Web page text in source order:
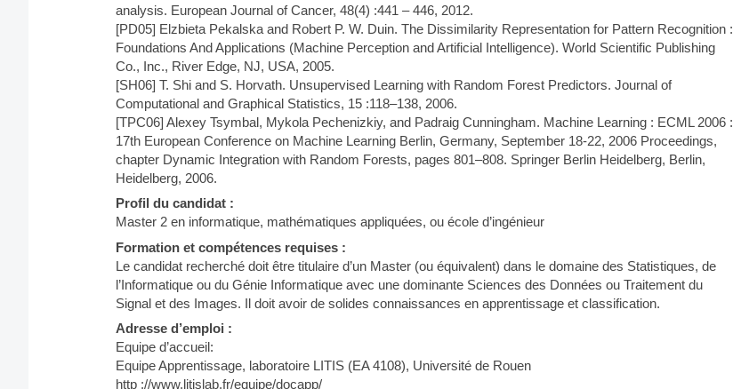
analysis. European Journal of Cancer, 48(4) :441 – 446, 2012.
[PD05] Elzbieta Pekalska and Robert P. W. Duin. The Dissimilarity Representation for Pattern Recognition :
Foundations And Applications (Machine Perception and Artificial Intelligence). World Scientific Publishing
Co., Inc., River Edge, NJ, USA, 2005.
[SH06] T. Shi and S. Horvath. Unsupervised Learning with Random Forest Predictors. Journal of
Computational and Graphical Statistics, 15 :118–138, 2006.
[TPC06] Alexey Tsymbal, Mykola Pechenizkiy, and Padraig Cunningham. Machine Learning : ECML 2006 :
17th European Conference on Machine Learning Berlin, Germany, September 18-22, 2006 Proceedings,
chapter Dynamic Integration with Random Forests, pages 801–808. Springer Berlin Heidelberg, Berlin,
Heidelberg, 2006.
Profil du candidat :
Master 2 en informatique, mathématiques appliquées, ou école d’ingénieur
Formation et compétences requises :
Le candidat recherché doit être titulaire d’un Master (ou équivalent) dans le domaine des Statistiques, de
l’Informatique ou du Génie Informatique avec une dominante Sciences des Données ou Traitement du
Signal et des Images. Il doit avoir de solides connaissances en apprentissage et classification.
Adresse d’emploi :
Equipe d’accueil:
Equipe Apprentissage, laboratoire LITIS (EA 4108), Université de Rouen
http ://www.litislab.fr/equipe/docapp/